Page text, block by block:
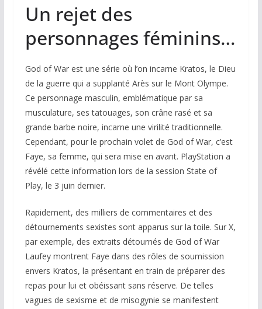
Un rejet des
personnages féminins…
God of Warest une série où l’on incarne Kratos, le Dieu
de la guerre qui a supplanté Arès sur le Mont Olympe.
Ce personnage masculin, emblématique par sa
musculature, ses tatouages, son crâne rasé et sa
grande barbe noire, incarne une virilité traditionnelle.
Cependant, pour le prochain volet de God of War, c’est
Faye, sa femme, qui sera mise en avant. PlayStation a
révélé cette information lors de la session State of
Play, le 3 juin dernier.
Rapidement, des milliers de commentaires et des
détournements sexistes sont apparus sur la toile. Sur X,
par exemple, des extraits détournés de God of War
Laufeymontrent Faye dans des rôles de soumission
envers Kratos, la présentant en train de préparer des
repas pour lui et obéissant sans réserve. De telles
vagues de sexisme et de misogynie se manifestent